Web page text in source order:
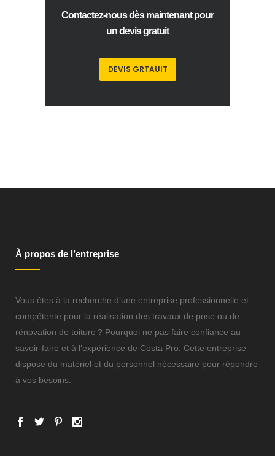
Contactez-nous dès maintenant pour
un devis gratuit
DEVIS GRTAUIT
À propos de l’entreprise
Vous êtes à la recherche d’une entreprise professionnelle et
compétente pour la réalisation des travaux de pose ou de
rénovation de toiture ? Pourquoi ne pas faire confiance au
savoir-faire et à l’expérience de Costa Pro. Cette entreprise
dispose du matériel et du personnel nécessaire pour répondre
à vos besoins.